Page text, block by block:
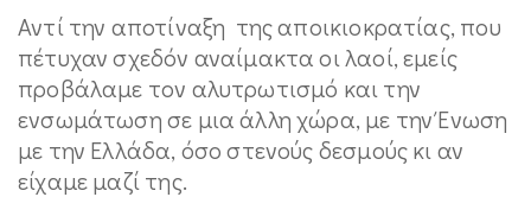
Αντί την αποτίναξη της αποικιοκρατίας, που
πέτυχαν σχεδόν αναίμακτα οι λαοί, εμείς
προβάλαμε τον αλυτρωτισμό και την
ενσωμάτωση σε μια άλλη χώρα, με την Ένωση
με την Ελλάδα, όσο στενούς δεσμούς κι αν
είχαμε μαζί της.